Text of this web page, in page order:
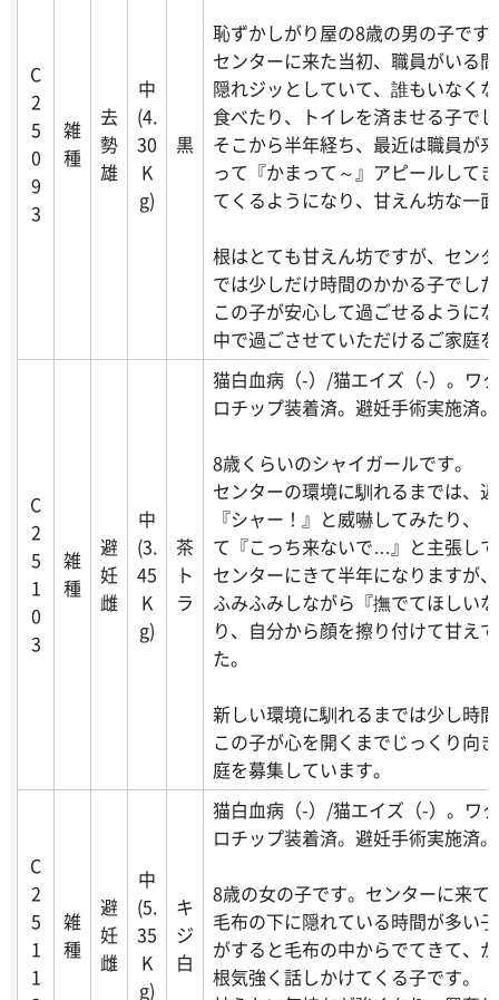
C
2
5
0
9
3
雑
種
去
勢
雄
中
(4.
30
K
g)
黒
恥ずかしがり屋の8歳の男の子です
センターに来た当初、職員がいる
隠れジッとしていて、誰もいなく
食べたり、トイレを済ませる子で
そこから半年経ち、最近は職員が
って『かまって～』アピールして
てくるようになり、甘えん坊な一
根はとても甘えん坊ですが、セン
では少しだけ時間のかかる子でし
この子が安心して過ごせるように
中で過ごさせていただけるご家庭
C
2
5
1
0
3
雑
種
避
妊
雌
中
(3.
45
K
g)
茶
ト
ラ
猫白血病（-）/猫エイズ（-）。ワ
ロチップ装着済。避妊手術実施済。
8歳くらいのシャイガールです。
センターの環境に馴れるまでは、
『シャー！』と威嚇してみたり、
て『こっち来ないで…』と主張し
センターにきて半年になりますが
ふみふみしながら『撫でてほしい
り、自分から顔を擦り付けて甘え
た。
新しい環境に馴れるまでは少し時
この子が心を開くまでじっくり向
庭を募集しています。
C
2
5
1
1
雑
種
避
妊
雌
中
(5.
35
K
g)
キ
ジ
白
猫白血病（-）/猫エイズ（-）。ワ
ロチップ装着済。避妊手術実施済。
8歳の女の子です。センターに来て
毛布の下に隠れている時間が多い
がすると毛布の中からでてきて、
根気強く話しかけてくる子です。